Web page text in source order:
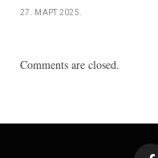
27. МАРТ 2025.
Comments are closed.